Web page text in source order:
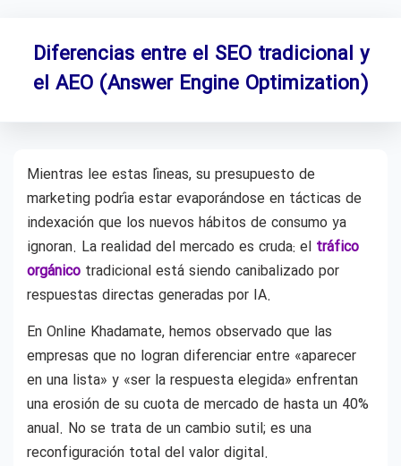
Diferencias entre el SEO tradicional y
el AEO (Answer Engine Optimization)
Mientras lee estas líneas, su presupuesto de
marketing podría estar evaporándose en tácticas de
indexación que los nuevos hábitos de consumo ya
ignoran. La realidad del mercado es cruda: el tráfico
orgánico tradicional está siendo canibalizado por
respuestas directas generadas por IA.
En Online Khadamate, hemos observado que las
empresas que no logran diferenciar entre «aparecer
en una lista» y «ser la respuesta elegida» enfrentan
una erosión de su cuota de mercado de hasta un 40%
anual. No se trata de un cambio sutil; es una
reconfiguración total del valor digital.